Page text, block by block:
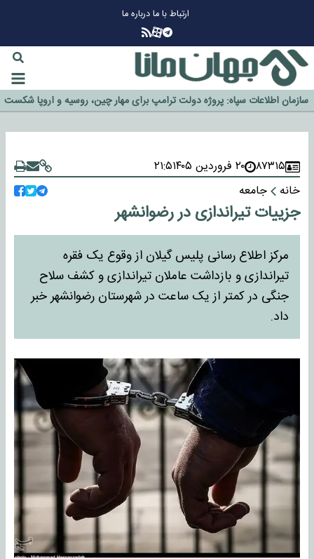
ارتباط با مادرباره ما
گزینه جدایی اوسمار روی میز مدیران پرسپولیس
آیا رئیس جمهور آمریکا قانون را دور می‌زند؟
اخراج رسمی چهره نامدار از پرسپولیس
سازمان اطلاعات سپاه: پروژه دولت ترامپ برای مهار چین، روسیه و اروپا شکست
خورد
۸۷۳۱۵ ۲۰ فروردین ۱۴۰۵
۲۱:۵
خانه
جامعه
جزییات تیراندازی در رضوانشهر
مرکز اطلاع رسانی پلیس گیلان از وقوع یک فقره
تیراندازی و بازداشت عاملان تیراندازی و کشف سلاح
جنگی در کمتر از یک ساعت در شهرستان رضوانشهر خبر
داد.